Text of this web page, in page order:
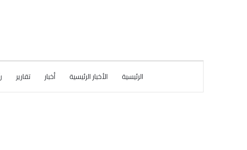
الرئيسية الأخبار الرئيسية أخبار تقارير